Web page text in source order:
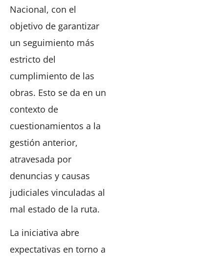
Nacional, con el
objetivo de garantizar
un seguimiento más
estricto del
cumplimiento de las
obras. Esto se da en un
contexto de
cuestionamientos a la
gestión anterior,
atravesada por
denuncias y causas
judiciales vinculadas al
mal estado de la ruta.
La iniciativa abre
expectativas en torno a